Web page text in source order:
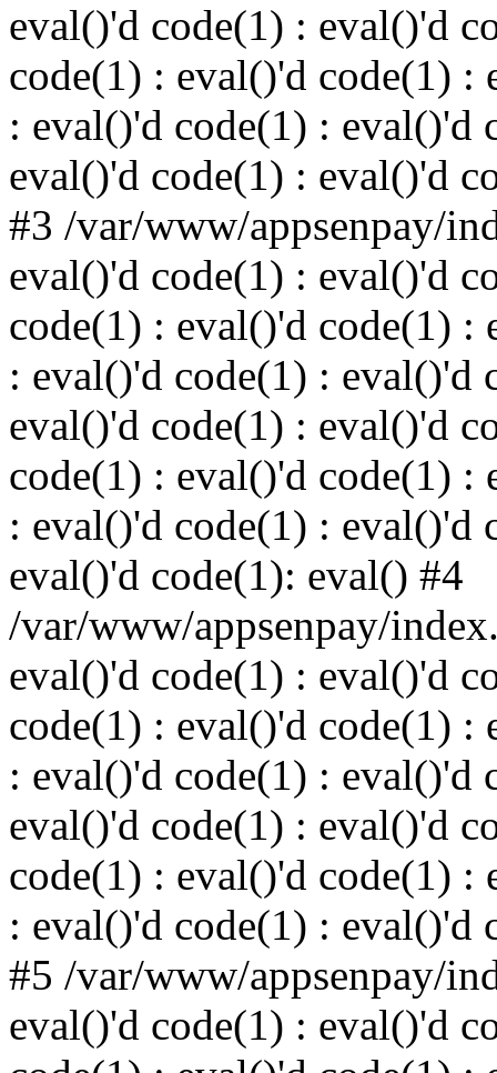
eval()'d code(1) : eval()'d
code(1) : eval()'d code(1) :
: eval()'d code(1) : eval()'d
eval()'d code(1) : eval()'d
#3 /var/www/appsenpay/
eval()'d code(1) : eval()'d
code(1) : eval()'d code(1) :
: eval()'d code(1) : eval()'d
eval()'d code(1) : eval()'d
code(1) : eval()'d code(1) :
: eval()'d code(1) : eval()'d
eval()'d code(1): eval() #4
/var/www/appsenpay/
eval()'d code(1) : eval()'d
code(1) : eval()'d code(1) :
: eval()'d code(1) : eval()'d
eval()'d code(1) : eval()'d
code(1) : eval()'d code(1) :
: eval()'d code(1) : eval()'d
#5 /var/www/appsenpay/
eval()'d code(1) : eval()'d